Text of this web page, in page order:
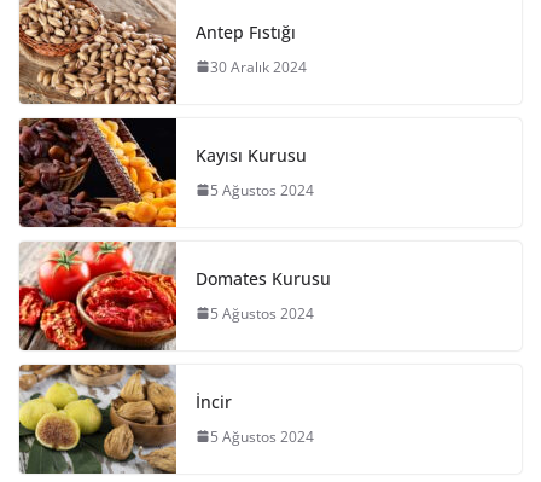
Antep Fıstığı
30 Aralık 2024
Kayısı Kurusu
5 Ağustos 2024
Domates Kurusu
5 Ağustos 2024
İncir
5 Ağustos 2024